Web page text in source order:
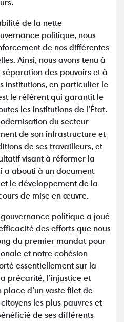
de la nette
politique, nous
de nos différentes
Ainsi, nous avons tenu à
des pouvoirs et à
institutions, en particulier le
le référent qui garantit le
les institutions de l’État.
du secteur
de son infrastructure et
de ses travailleurs, et
visant à réformer la
a abouti à un document
le développement de la
de mise en œuvre.
politique a joué
des efforts que nous
du premier mandat pour
et notre cohésion
essentiellement sur la
précarité, l’injustice et
place d’un vaste filet de
les plus pauvres et
de ses différents